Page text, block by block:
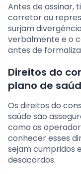
Antes de assinar,
corretor ou
surjam
verbalmente e o
antes de
Direitos do
plano de
Os direitos do
saúde são
como as
conhecer esses
sejam cumpridos
desacordos.